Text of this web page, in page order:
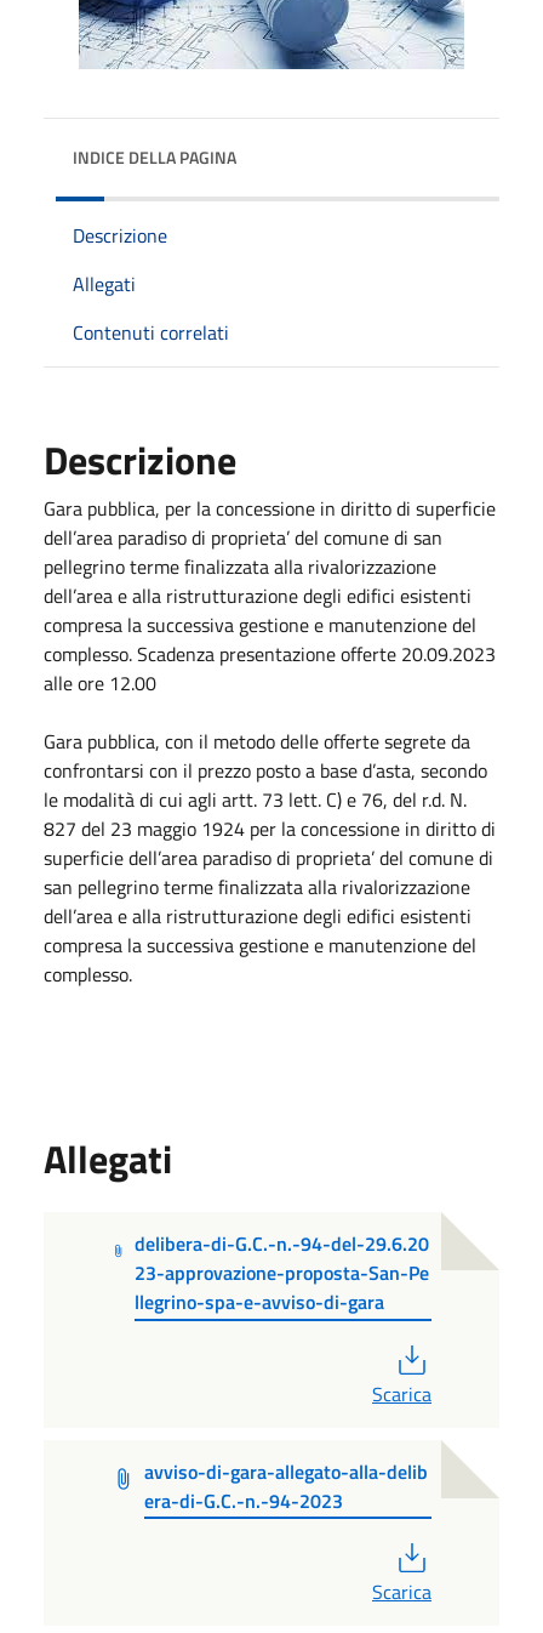
INDICE DELLA PAGINA
Descrizione
Allegati
Contenuti correlati
Descrizione
Gara pubblica, per la concessione in diritto di superficie
dell’area paradiso di proprieta’ del comune di san
pellegrino terme finalizzata alla rivalorizzazione
dell’area e alla ristrutturazione degli edifici esistenti
compresa la successiva gestione e manutenzione del
complesso. Scadenza presentazione offerte 20.09.2023
alle ore 12.00
Gara pubblica, con il metodo delle offerte segrete da
confrontarsi con il prezzo posto a base d’asta, secondo
le modalità di cui agli artt. 73 lett. C) e 76, del r.d. N.
827 del 23 maggio 1924 per la concessione in diritto di
superficie dell’area paradiso di proprieta’ del comune di
san pellegrino terme finalizzata alla rivalorizzazione
dell’area e alla ristrutturazione degli edifici esistenti
compresa la successiva gestione e manutenzione del
complesso.
Allegati
delibera-di-G.C.-n.-94-del-29.6.20
23-approvazione-proposta-San-Pe
llegrino-spa-e-avviso-di-gara
Scarica
avviso-di-gara-allegato-alla-delib
era-di-G.C.-n.-94-2023
Scarica